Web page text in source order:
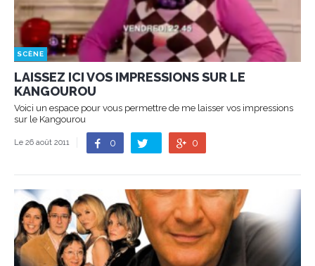
SCÈNE
LAISSEZ ICI VOS IMPRESSIONS SUR LE
KANGOUROU
Voici un espace pour vous permettre de me laisser vos impressions
sur le Kangourou
Le 26 août 2011 0 0